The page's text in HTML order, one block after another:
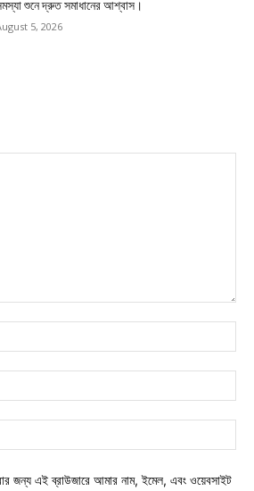
শুনে দ্রুত সমাধানের আশ্বাস।
5, 2026
জন্য এই ব্রাউজারে আমার নাম, ইমেল, এবং ওয়েবসাইট